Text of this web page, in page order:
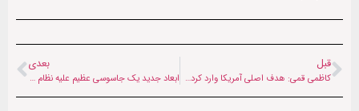
قبل
کاظمی قمی: هدف اصلی آمریکا وارد کردن ایران به باتلاق افغانستان است
بعدی
ابعاد جدید یک جاسوسی عظیم علیه نظام از دل اشغال افغانستان